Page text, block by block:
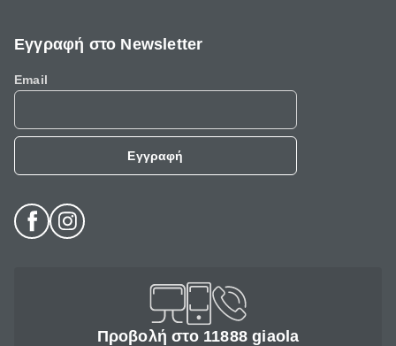
Εγγραφή στο Newsletter
Email
Εγγραφή
Προβολή στο 11888 giaola